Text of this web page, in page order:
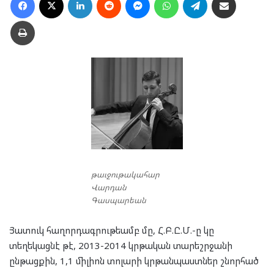
Տպել
թաւջութակահար
Վարդան
Գասպարեան
Յատուկ հաղորդագրութեամբ մը, Հ.Բ.Ը.Մ.-ը կը
տեղեկացնէ թէ, 2013-2014 կրթական տարեշրջանի
ընթացքին, 1,1 միլիոն տոլարի կրթանպաստներ շնորհած